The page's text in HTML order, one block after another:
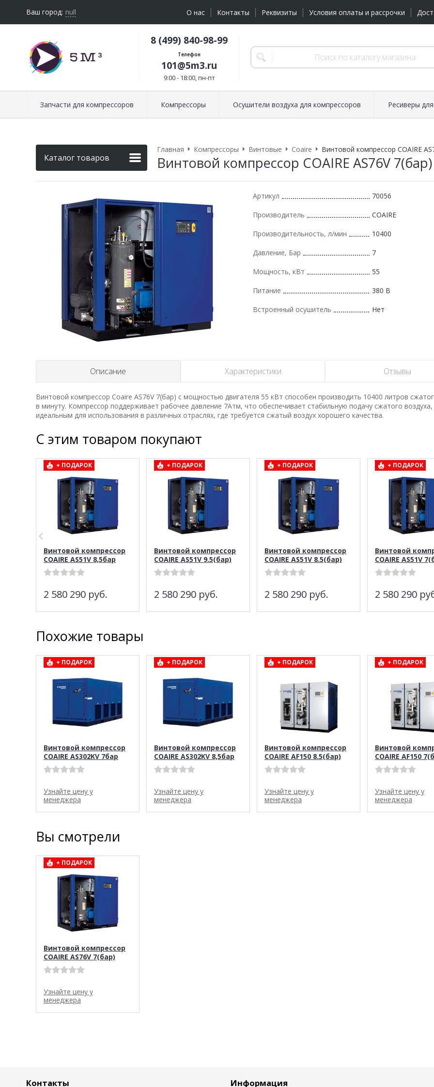
Ваш город: null О нас Контакты Реквизиты Условия оплаты и рассрочки
8 (499) 840-98-99
Телефон
101@5m3.ru
9:00 - 18:00, пн-пт
Запчасти для компрессоров Компрессоры Осушители воздуха для компрессоров Ресиверы
Каталог товаров
Главная Компрессоры Винтовые Coaire Винтовой компрессор COAIRE
Винтовой компрессор COAIRE AS76V 7(бар)
Артикул 70056
Производитель COAIRE
Производительность, л/мин 10400
Давление, Бар 7
Мощность, кВт 55
Питание 380 В
Встроенный осушитель Нет
Описание Характеристики Отзывы
Винтовой компрессор Coaire AS76V 7(бар) с мощностью двигателя 55 кВт способен производить 10400 литров
в минуту. Компрессор поддерживает рабочее давление 7Атм, что обеспечивает стабильную подачу сжатого воздуха,
идеальным для использования в различных отраслях, где требуется сжатый воздух хорошего качества.
С этим товаром покупают
+ ПОДАРОК
Винтовой компрессор
COAIRE AS51V 8,5бар
2 580 290 руб.
+ ПОДАРОК
Винтовой компрессор
COAIRE AS51V 9.5(бар)
2 580 290 руб.
+ ПОДАРОК
Винтовой компрессор
COAIRE AS51V 8.5(бар)
2 580 290 руб.
+ ПОДАРОК
Винтовой
COAIRE AS51V
2 580 290
Похожие товары
+ ПОДАРОК
Винтовой компрессор
COAIRE AS302KV 7бар
Узнайте цену у
менеджера
+ ПОДАРОК
Винтовой компрессор
COAIRE AS302KV 8,5бар
Узнайте цену у
менеджера
+ ПОДАРОК
Винтовой компрессор
COAIRE AF150 8.5(бар)
Узнайте цену у
менеджера
+ ПОДАРОК
Винтовой
COAIRE AF150
Узнайте цену у
менеджера
Вы смотрели
+ ПОДАРОК
Винтовой компрессор
COAIRE AS76V 7(бар)
Узнайте цену у
менеджера
Контакты Информация